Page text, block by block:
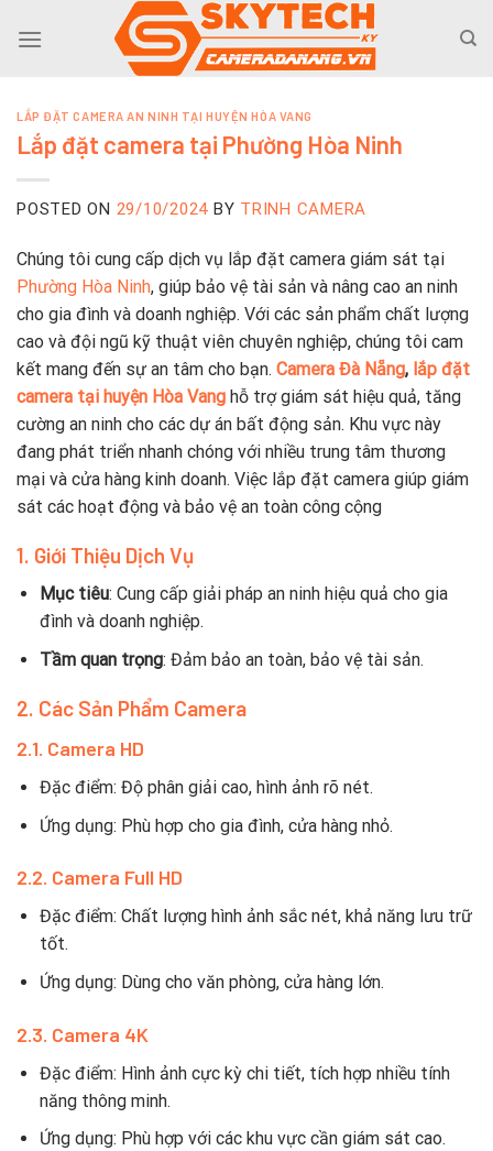
LẮP ĐẶT CAMERA AN NINH TẠI HUYỆN HÒA VANG
Lắp đặt camera tại Phường Hòa Ninh
POSTED ON 29/10/2024 BY TRINH CAMERA
Chúng tôi cung cấp dịch vụ lắp đặt camera giám sát tại
Phường Hòa Ninh, giúp bảo vệ tài sản và nâng cao an ninh
cho gia đình và doanh nghiệp. Với các sản phẩm chất lượng
cao và đội ngũ kỹ thuật viên chuyên nghiệp, chúng tôi cam
kết mang đến sự an tâm cho bạn. Camera Đà Nẵng, lắp đặt
camera tại huyện Hòa Vang hỗ trợ giám sát hiệu quả, tăng
cường an ninh cho các dự án bất động sản. Khu vực này
đang phát triển nhanh chóng với nhiều trung tâm thương
mại và cửa hàng kinh doanh. Việc lắp đặt camera giúp giám
sát các hoạt động và bảo vệ an toàn công cộng
1. Giới Thiệu Dịch Vụ
Mục tiêu: Cung cấp giải pháp an ninh hiệu quả cho gia
đình và doanh nghiệp.
Tầm quan trọng: Đảm bảo an toàn, bảo vệ tài sản.
2. Các Sản Phẩm Camera
2.1. Camera HD
Đặc điểm: Độ phân giải cao, hình ảnh rõ nét.
Ứng dụng: Phù hợp cho gia đình, cửa hàng nhỏ.
2.2. Camera Full HD
Đặc điểm: Chất lượng hình ảnh sắc nét, khả năng lưu trữ
tốt.
Ứng dụng: Dùng cho văn phòng, cửa hàng lớn.
2.3. Camera 4K
Đặc điểm: Hình ảnh cực kỳ chi tiết, tích hợp nhiều tính
năng thông minh.
Ứng dụng: Phù hợp với các khu vực cần giám sát cao.